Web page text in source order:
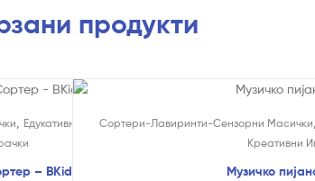
продукти
, Едукативни и Креативни,Креативни
– BKids
Сортери-Лавиринти-Сензорни Масички,
Креативни
Музичко